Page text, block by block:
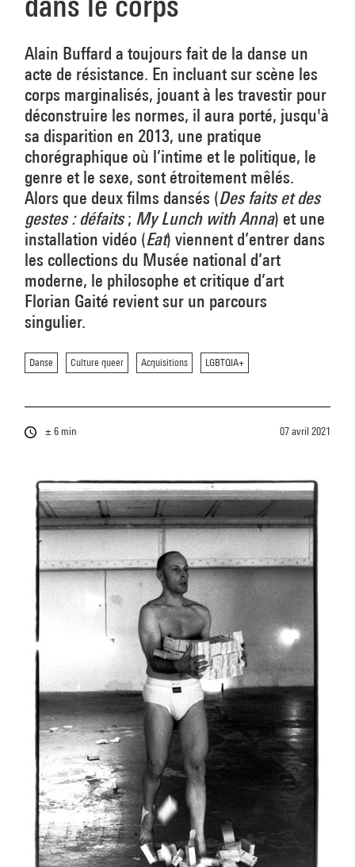
Alain Buffard a toujours fait de la danse un
acte de résistance. En incluant sur scène les
corps marginalisés, jouant à les travestir pour
déconstruire les normes, il aura porté, jusqu'à
sa disparition en 2013, une pratique
chorégraphique où l’intime et le politique, le
genre et le sexe, sont étroitement mêlés.
Alors que deux films dansés (Des faits et des
gestes : défaits; My Lunch with Anna) et une
installation vidéo (Eat) viennent d’entrer dans
les collections du Musée national d’art
moderne, le philosophe et critique d’art
Florian Gaité revient sur un parcours
singulier.
Danse Culture queer Acquisitions LGBTQIA+
± 6 min 07 avril 2021